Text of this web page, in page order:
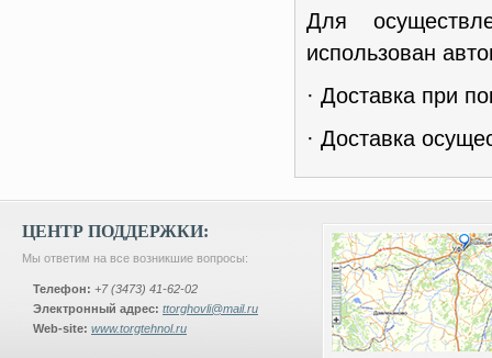
Для
использован
· Доставка при
· Доставка
ЦЕНТР ПОДДЕРЖКИ:
Мы ответим на все возникшие вопросы:
Телефон: +7 (3473) 41-62-02
Электронный адрес: ttorghovli@mail.ru
Web-site: www.torgtehnol.ru